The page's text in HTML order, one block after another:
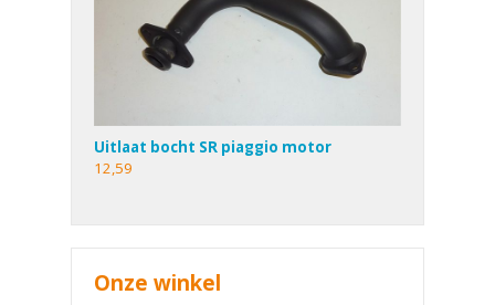
Uitlaat bocht SR piaggio motor
12,59
Onze winkel